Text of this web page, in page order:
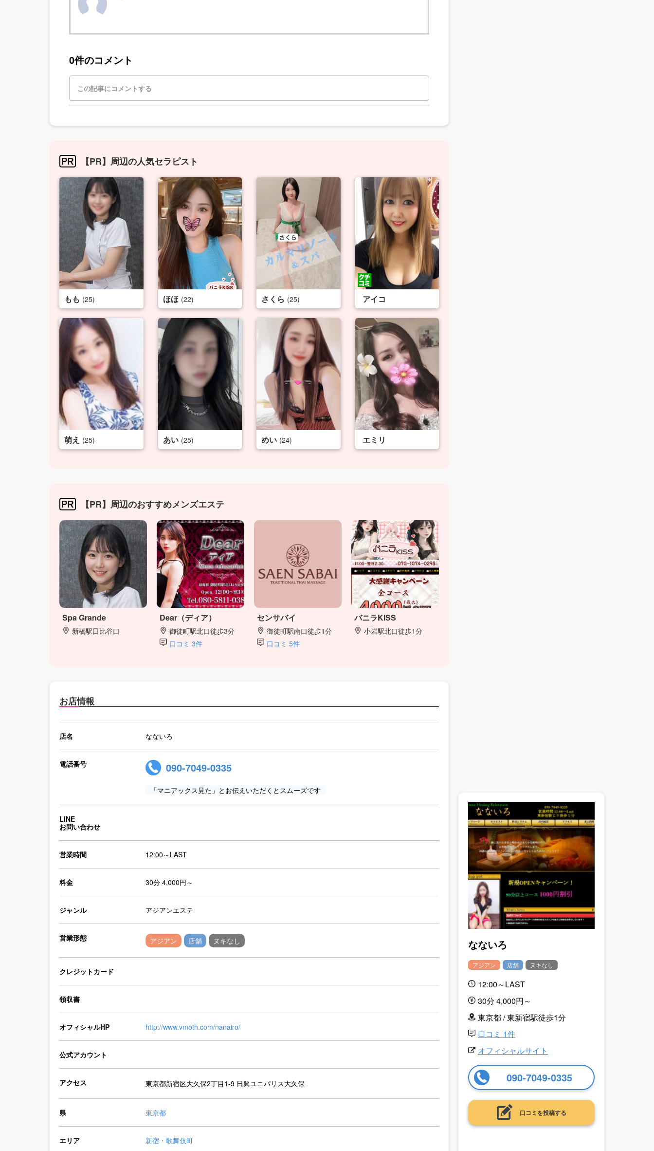
0件のコメント
【PR】周辺の人気セラピスト
もも (25) ほほ (22) さくら (25) アイコ
萌え (25) あい (25) めい (24) エミリ
【PR】周辺のおすすめメンズエステ
Spa Grande
新橋駅日比谷口
Dear（ディア）
御徒町駅北口徒歩3分
口コミ 3件
センサバイ
御徒町駅南口徒歩1分
口コミ 5件
バニラKISS
小岩駅北口徒歩1分
お店情報
店名 なないろ
電話番号 090-7049-0335
「マニアックス見た」とお伝えいただくとスムーズです
LINE
お問い合わせ
営業時間 12:00～LAST
料金 30分 4,000円～
ジャンル アジアンエステ
営業形態 アジアン 店舗 ヌキなし
クレジットカード
領収書
オフィシャルHP http://www.vmoth.com/nanairo/
公式アカウント
アクセス 東京都新宿区大久保2丁目1-9 日興ユニパリス大久保
県 東京都
エリア 新宿・歌舞伎町
なないろ
アジアン 店舗 ヌキなし
12:00～LAST
30分 4,000円～
東京都 / 東新宿駅徒歩1分
口コミ 1件
オフィシャルサイト
090-7049-0335
口コミを投稿する